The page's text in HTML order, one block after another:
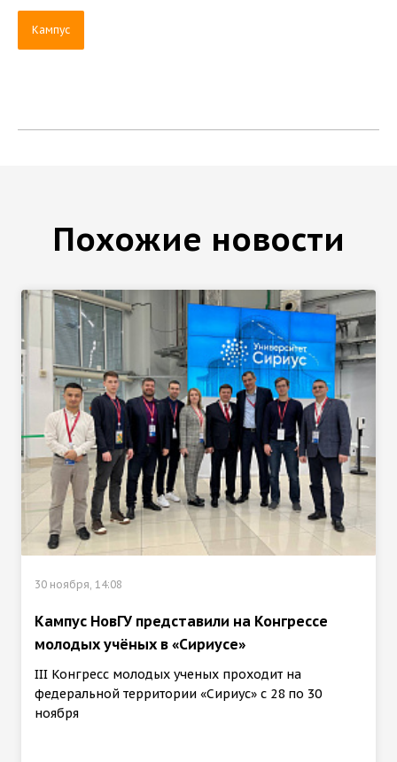
Кампус
Похожие новости
30 ноября, 14:08
Кампус НовГУ представили на Конгрессе
молодых учёных в «Сириусе»
III Конгресс молодых ученых проходит на
федеральной территории «Сириус» с 28 по 30
ноября